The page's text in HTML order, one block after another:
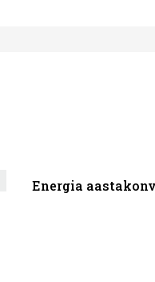
Energia